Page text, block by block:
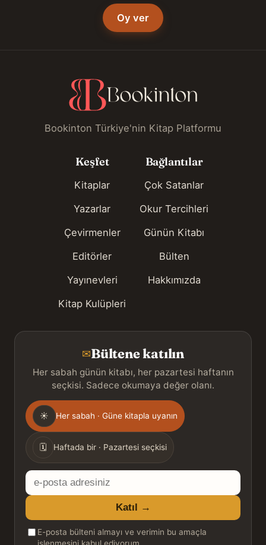
Oy ver
Bookinton Türkiye'nin Kitap Platformu
Keşfet
Kitaplar
Yazarlar
Çevirmenler
Editörler
Yayınevleri
Kitap Kulüpleri
Bağlantılar
Çok Satanlar
Okur Tercihleri
Günün Kitabı
Bülten
Hakkımızda
✉Bültene katılın
Her sabah günün kitabı, her pazartesi haftanın
seçkisi. Sadece okumaya değer olanı.
Gönderim
sıklığı
☀ Her sabah · Güne kitapla uyanın
🗓 Haftada bir · Pazartesi seçkisi
E-
posta
adresiniz
Katıl →
E-posta bülteni almayı ve verimin bu amaçla
işlenmesini kabul ediyorum.